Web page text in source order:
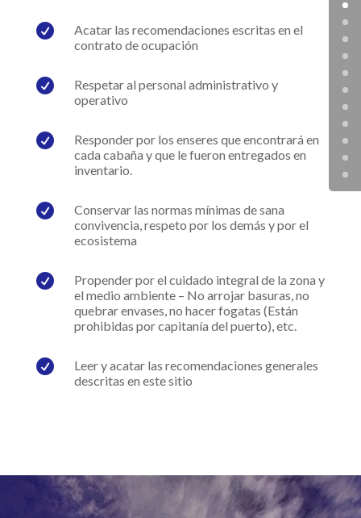

Acatar las recomendaciones escritas en el
contrato de ocupación

Respetar al personal administrativo y
operativo

Responder por los enseres que encontrará en
cada cabaña y que le fueron entregados en
inventario.

Conservar las normas mínimas de sana
convivencia, respeto por los demás y por el
ecosistema

Propender por el cuidado integral de la zona y
el medio ambiente – No arrojar basuras, no
quebrar envases, no hacer fogatas (Están
prohibidas por capitanía del puerto), etc.

Leer y acatar las recomendaciones generales
descritas en este sitio